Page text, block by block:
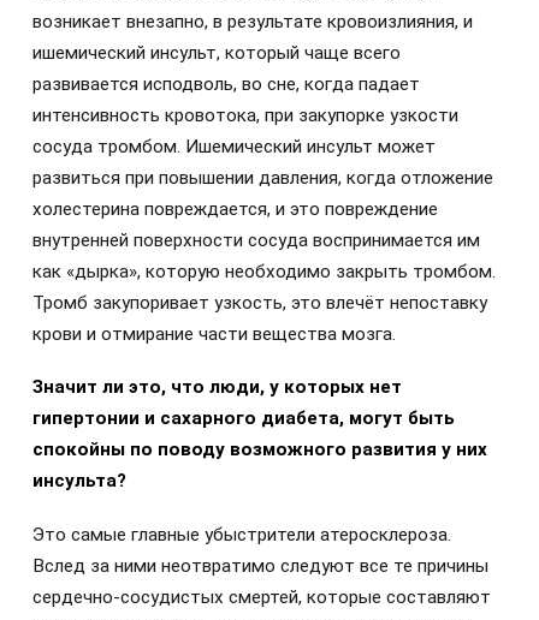
возникает внезапно, в результате кровоизлияния, и
ишемический инсульт, который чаще всего
развивается исподволь, во сне, когда падает
интенсивность кровотока, при закупорке узкости
сосуда тромбом. Ишемический инсульт может
развиться при повышении давления, когда отложение
холестерина повреждается, и это повреждение
внутренней поверхности сосуда воспринимается им
как «дырка», которую необходимо закрыть тромбом.
Тромб закупоривает узкость, это влечёт непоставку
крови и отмирание части вещества мозга.
Значит ли это, что люди, у которых нет
гипертонии и сахарного диабета, могут быть
спокойны по поводу возможного развития у них
инсульта?
Это самые главные убыстрители атеросклероза.
Вслед за ними неотвратимо следуют все те причины
сердечно-сосудистых смертей, которые составляют